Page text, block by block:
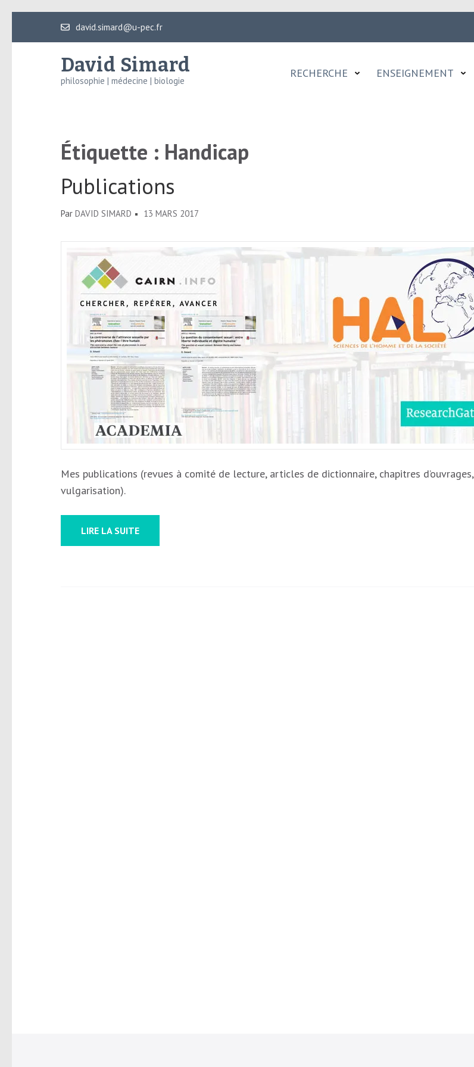
david.simard@u-pec.fr
David Simard
philosophie | médecine | biologie
RECHERCHE ENSEIGNEMENT
Étiquette : Handicap
Publications
Par DAVID SIMARD 13 MARS 2017
Mes publications (revues à comité de lecture, articles de dictionnaire, chapitres d’ouvrages,
vulgarisation).
LIRE LA SUITE